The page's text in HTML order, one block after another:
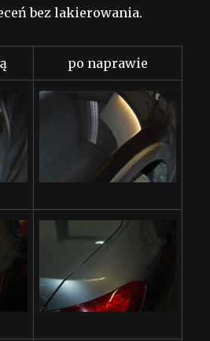
bez lakierowania.
po naprawie